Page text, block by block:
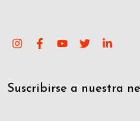
Suscribirse a nuestra